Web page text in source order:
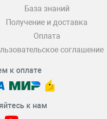
База знаний
Получение и доставка
Оплата
соглашение
к оплате
к нам